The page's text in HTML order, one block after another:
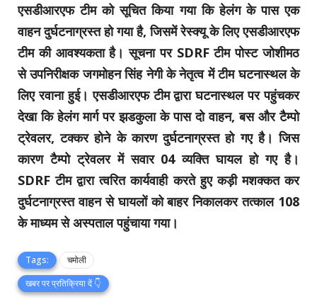
एसडीआरएफ टीम को सूचित किया गया कि हेलंग के पास एक
वाहन दुर्घटनाग्रस्त हो गया है, जिसमें रेस्क्यू के लिए एसडीआरएफ
टीम की आवश्यकता है। सूचना पर SDRF टीम पोस्ट जोशीमठ
से उपनिरीक्षक जगमोहन सिंह नेगी के नेतृत्व में टीम घटनास्थल के
लिए रवाना हुई। एसडीआरएफ टीम द्वारा घटनास्थल पर पहुंचकर
देखा कि हेलंग मार्ग पर झडकुला के पास दो वाहन, बस और टैम्पो
ट्रेवलर, टक्कर होने के कारण दुर्घटनाग्रस्त हो गए है। जिस
कारण टैम्पो ट्रेवलर में सवार 04 व्यक्ति घायल हो गए है।
SDRF टीम द्वारा त्वरित कार्यवाही करते हुए कड़ी मशक्कत कर
दुर्घटनाग्रस्त वाहन से घायलों को बाहर निकालकर तत्काल 108
के माध्यम से अस्पताल पहुंचाया गया।
Tags:
चमोली
खबर पर प्रतिक्रिया दें 👇